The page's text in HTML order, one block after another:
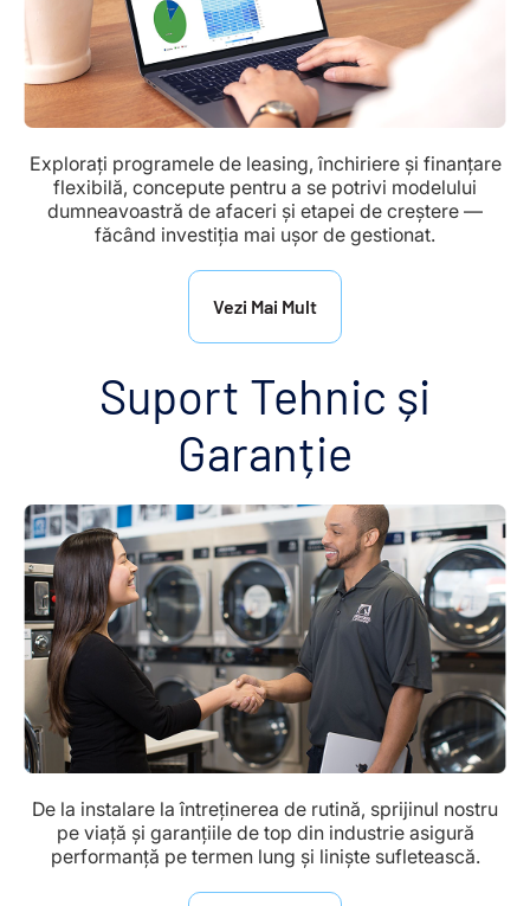
Explorați programele de leasing, închiriere și finanțare
flexibilă, concepute pentru a se potrivi modelului
dumneavoastră de afaceri și etapei de creștere —
făcând investiția mai ușor de gestionat.
Vezi Mai Mult
Suport Tehnic și
Garanție
De la instalare la întreținerea de rutină, sprijinul nostru
pe viață și garanțiile de top din industrie asigură
performanță pe termen lung și liniște sufletească.